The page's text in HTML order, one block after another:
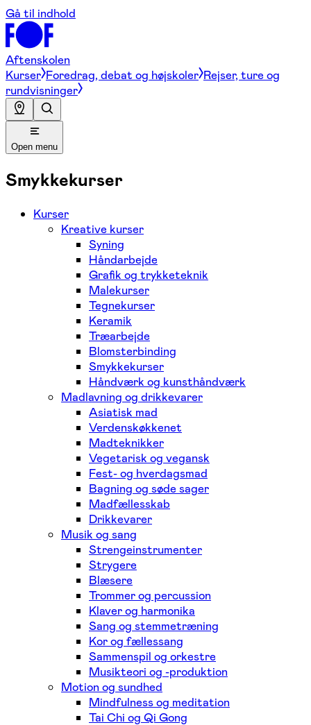
Gå til indhold
Aftenskolen
Kurser Foredrag, debat og højskoler Rejser, ture og
rundvisninger
Open menu
Smykkekurser
Kurser
Kreative kurser
Syning
Håndarbejde
Grafik og trykketeknik
Malekurser
Tegnekurser
Keramik
Træarbejde
Blomsterbinding
Smykkekurser
Håndværk og kunsthåndværk
Madlavning og drikkevarer
Asiatisk mad
Verdenskøkkenet
Madteknikker
Vegetarisk og vegansk
Fest- og hverdagsmad
Bagning og søde sager
Madfællesskab
Drikkevarer
Musik og sang
Strengeinstrumenter
Strygere
Blæsere
Trommer og percussion
Klaver og harmonika
Sang og stemmetræning
Kor og fællessang
Sammenspil og orkestre
Musikteori og -produktion
Motion og sundhed
Mindfulness og meditation
Tai Chi og Qi Gong